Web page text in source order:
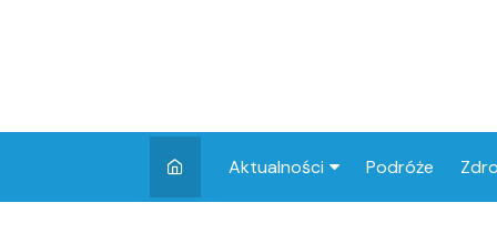
Aktualności Podróże